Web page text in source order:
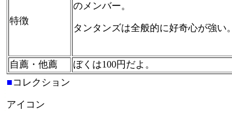
特徴
のメンバー。
タンタンズは全般的に好奇心が強い。
自薦・他薦
ぼくは100円だよ。
■コレクション
アイコン